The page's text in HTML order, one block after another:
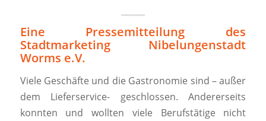
Eine Pressemitteilung des
Stadtmarketing Nibelungenstadt
Worms e.V.
Viele Geschäfte und die Gastronomie sind – außer
dem Lieferservice- geschlossen. Andererseits
konnten und wollten viele Berufstätige nicht